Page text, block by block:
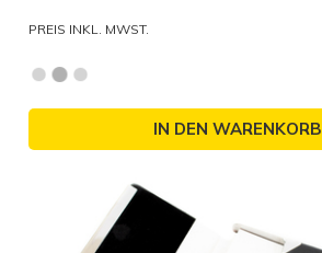
PREIS INKL. MWST.
IN DEN WARENKORB